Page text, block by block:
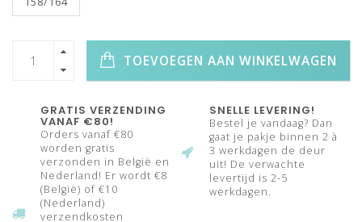
TOEVOEGEN AAN WINKELWAGEN
GRATIS VERZENDING
VANAF €80!
Orders vanaf €80
worden gratis
verzonden in België en
Nederland! Er wordt €8
(België) of €10
(Nederland)
verzendkosten
SNELLE LEVERING!
Bestel je vandaag? Dan
gaat je pakje binnen 2 à
3 werkdagen de deur
uit! De verwachte
levertijd is 2-5
werkdagen.